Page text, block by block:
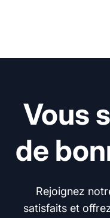
Vous
de
Rejoignez
satisfaits et